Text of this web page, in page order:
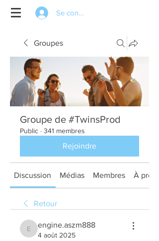
Se connecter
Groupes
Groupe de #TwinsProd
Public · 341 membres
Rejoindre
Discussion Médias Membres À
Retour
engine.aszm888
engine.aszm888
4 août 2025